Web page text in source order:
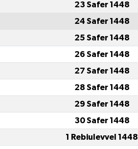
23 Safer 1448
24 Safer 1448
25 Safer 1448
26 Safer 1448
27 Safer 1448
28 Safer 1448
29 Safer 1448
30 Safer 1448
1 Rebiulevvel 1448